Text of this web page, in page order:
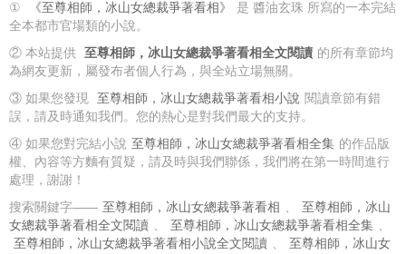
① 《至尊相師，冰山女總裁爭著看相》
是 醬油玄珠 所寫的一本完結
全本都市官場類的小說。
② 本站提供 至尊相師，冰山女總裁爭著看相全文閱讀 的所有章節均
為網友更新，屬發布者個人行為，與全站立場無關。
③ 如果您發現
至尊相師，冰山女總裁爭著看相小說 閱讀章節有錯
誤，請及時通知我們。您的熱心是對我們最大的支持。
④ 如果您對完結小說 至尊相師，冰山女總裁爭著看相全集 的作品版
權、內容等方麵有質疑，請及時與我們聯係，我們將在第一時間進行
處理，謝謝！
搜索關鍵字—— 至尊相師，冰山女總裁爭著看相 、
至尊相師，冰山
女總裁爭著看相全文閱讀 、 至尊相師，冰山女總裁爭著看相全集 、
至尊相師，冰山女總裁爭著看相小說全文閱讀 、
至尊相師，冰山女